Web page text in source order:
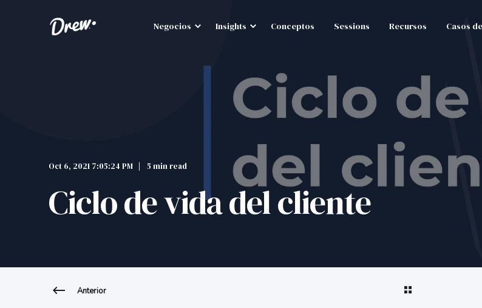
Negocios Insights Conceptos Sessions Recursos Casos
Oct 6, 2021 7:05:24 PM 5 min read
Ciclo de vida del cliente
Anterior